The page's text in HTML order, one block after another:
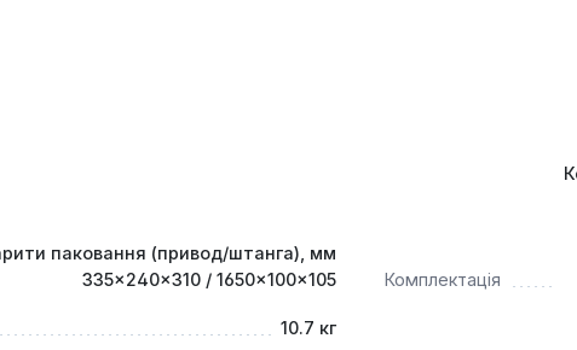
паковання (привод/штанга), мм
335×240×310 / 1650×100×105
Комплектація
10.7 кг